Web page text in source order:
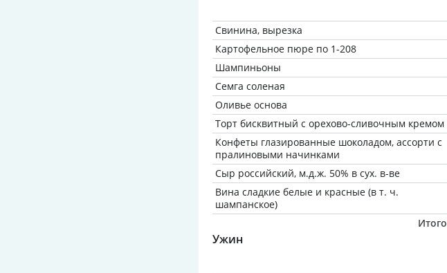
Свинина, вырезка
Картофельное пюре по 1-208
Шампиньоны
Семга соленая
Оливье основа
Торт бисквитный с орехово-сливочным кремом
Конфеты глазированные шоколадом, ассорти с
пралиновыми начинками
Сыр российский, м.д.ж. 50% в сух. в-ве
Вина сладкие белые и красные (в т. ч.
шампанское)
Итого
Ужин